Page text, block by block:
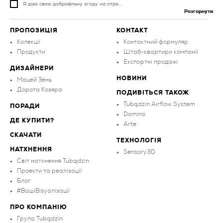
ПРОПОЗИЦІЯ
Колекції
Продукти
ДИЗАЙНЕРИ
Мацей Зень
Дорота Козяра
ПОРАДИ
ДЕ КУПИТИ?
СКАЧАТИ
НАТХНЕННЯ
Світ натхнення Tubądzin
Проекти та реалізації
Блог
#ВашіВізуалізації
ПРО КОМПАНІЮ
Група Tubądzin
КОНТАКТ
Контактний формуляр
Штаб-квартири компанії
Експортні продажі
НОВИНИ
ПОДИВІТЬСЯ ТАКОЖ
Tubądzin Airflow System
Domino
Arte
ТЕХНОЛОГІЯ
Sensory3D
Я даю свою добровільну згоду на отри...
Розгорнути